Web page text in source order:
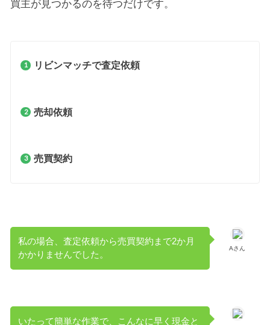
買主が見つかるのを待つだけです。
リビンマッチで査定依頼
売却依頼
売買契約
Aさん
私の場合、査定依頼から売買契約まで2か月
かかりませんでした。
いたって簡単な作業で、こんなに早く現金と